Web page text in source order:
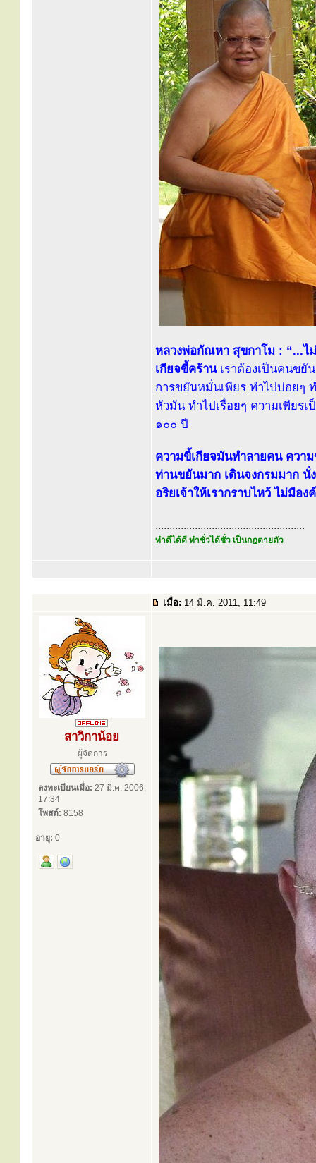
หลวงพ่อกัณหา สุขกาโม : “...ไ
เกียจขี้คร้านเราต้องเป็นคนขยั
การขยันหมั่นเพียร ทำไปบ่อยๆ
หัวมัน ทำไปเรื่อยๆ ความเพียร
๑๐๐ ปี
ความขี้เกียจมันทำลายคน ควา
ท่านขยันมาก เดินจงกรมมาก นั่
อริยเจ้าให้เรากราบไหว้ ไม่มี
.....................................................
ทำดีได้ดี ทำชั่วได้ชั่ว เป็นกฎตายตัว
เมื่อ: 14 มี.ค. 2011, 11:49
สาวิกาน้อย
ผู้จัดการ
ลงทะเบียนเมื่อ: 27 มี.ค. 2006,
17:34
โพสต์: 8158
อายุ: 0